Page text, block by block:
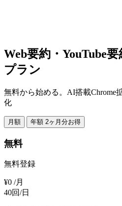
Web要約・YouTube
プラン
無料から始める。AI搭載Chrome
化
月額 年額 2ヶ月分お得
無料
無料登録
¥0 /月
40回/日